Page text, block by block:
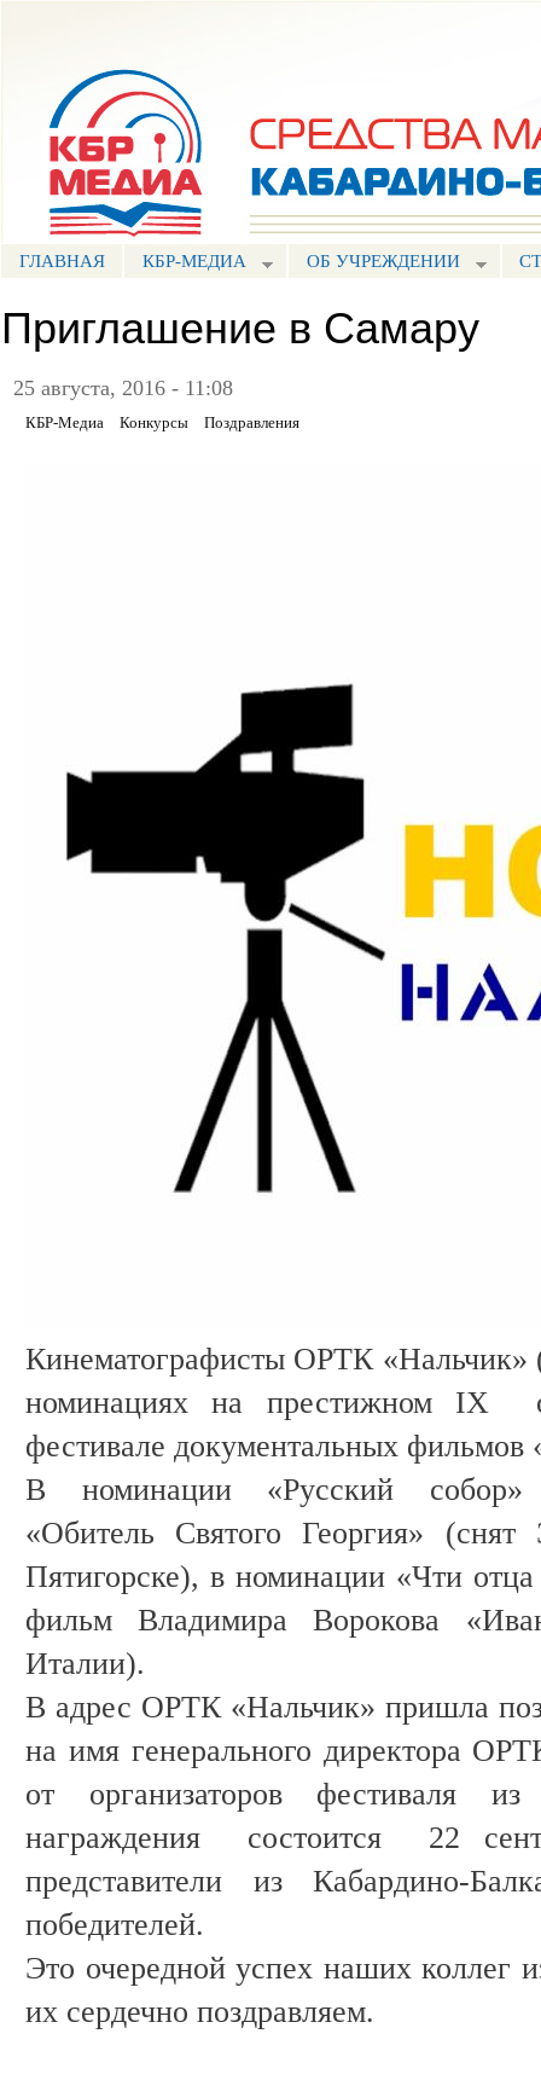
ГЛАВНАЯ КБР-МЕДИА ОБ УЧРЕЖДЕНИИ
Приглашение в Самару
25 августа, 2016 - 11:08
КБР-Медиа Конкурсы Поздравления
Кинематографисты ОРТК
номинациях на престижном IX
фестивале документальных фильмов
В номинации «Русский собор»
«Обитель Святого Георгия»
Пятигорске), в номинации «Чти
фильм Владимира Ворокова
Италии).
В адрес ОРТК «Нальчик» пришла
на имя генерального директора
от организаторов фестиваля
награждения состоится 22
представители из Кабардино-
победителей.
Это очередной успех наших коллег
их сердечно поздравляем.